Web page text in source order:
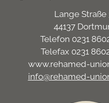
Lange Straße
44137
Telefon 0231
Telefax 0231
www.rehamed-
info@rehamed-